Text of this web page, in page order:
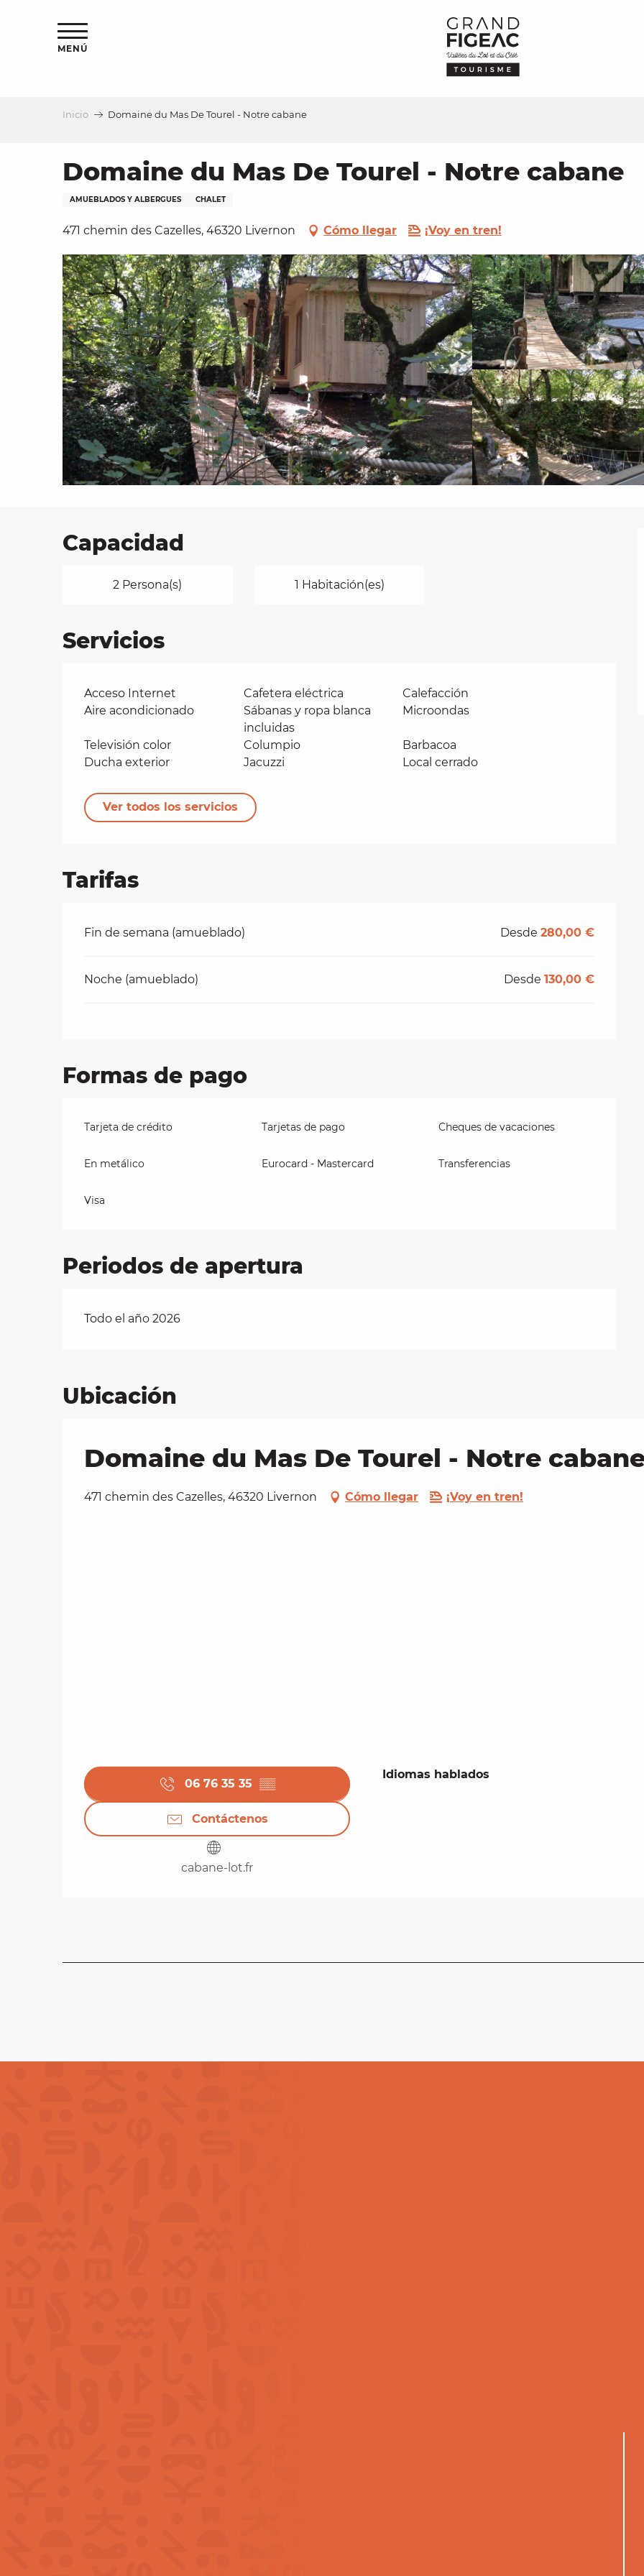
MENÚ
Inicio Domaine du Mas De Tourel - Notre cabane
Domaine du Mas De Tourel - Notre cabane
AMUEBLADOS Y ALBERGUES CHALET
471 chemin des Cazelles, 46320 Livernon Cómo llegar ¡Voy en tren!
Capacidad
2 Persona(s) 1 Habitación(es)
Servicios
Acceso Internet Cafetera eléctrica
Calefacción
Aire acondicionado
Sábanas y ropa blanca
incluidas
Microondas
Televisión color Columpio
Barbacoa
Ducha exterior
Jacuzzi Local cerrado
Ver todos los servicios
Tarifas
Tarifas 2026
Fin de semana (amueblado) Desde280,00 €
Noche (amueblado) Desde130,00 €
Formas de pago
Tarjeta de crédito Tarjetas de pago Cheques de vacaciones
En metálico Eurocard - Mastercard Transferencias
Visa
Periodos de apertura
Todo el año 2026
Ubicación
Domaine du Mas De Tourel - Notre
471 chemin des Cazelles, 46320 Livernon Cómo llegar ¡Voy en tren!
06 76 35 35 ▒▒
Contáctenos
cabane-lot.fr
Idiomas hablados
Idiomas hablados